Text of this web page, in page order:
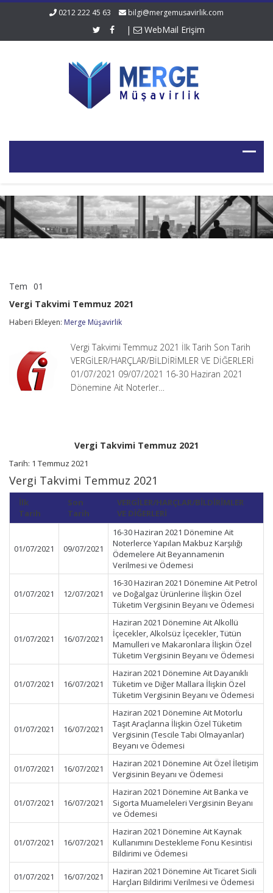
0212 222 45 63 bilgi@mergemusavirlik.com
| WebMail Erişim
Tem 01
Temmuz
2021
için
Vergi Takvimi Temmuz 2021
Haberi Ekleyen: Merge Müşavirlik
Vergi Takvimi Temmuz 2021 İlk Tarih Son Tarih
VERGİLER/HARÇLAR/BİLDİRİMLER VE DİĞERLERİ
01/07/2021 09/07/2021 16-30 Haziran 2021
Dönemine Ait Noterler…
Vergi Takvimi Temmuz 2021
Tarih: 1 Temmuz 2021
Vergi Takvimi Temmuz 2021
İlk
Tarih
Son
Tarih
VERGİLER/HARÇLAR/BİLDİRİMLER
VE DİĞERLERİ
01/07/2021 09/07/2021
16-30 Haziran 2021 Dönemine Ait
Noterlerce Yapılan Makbuz Karşılığı
Ödemelere Ait Beyannamenin
Verilmesi ve Ödemesi
01/07/2021 12/07/2021
16-30 Haziran 2021 Dönemine Ait Petrol
ve Doğalgaz Ürünlerine İlişkin Özel
Tüketim Vergisinin Beyanı ve Ödemesi
01/07/2021 16/07/2021
Haziran 2021 Dönemine Ait Alkollü
İçecekler, Alkolsüz İçecekler, Tütün
Mamulleri ve Makaronlara İlişkin Özel
Tüketim Vergisinin Beyanı ve Ödemesi
01/07/2021 16/07/2021
Haziran 2021 Dönemine Ait Dayanıklı
Tüketim ve Diğer Mallara İlişkin Özel
Tüketim Vergisinin Beyanı ve Ödemesi
01/07/2021 16/07/2021
Haziran 2021 Dönemine Ait Motorlu
Taşıt Araçlarına İlişkin Özel Tüketim
Vergisinin (Tescile Tabi Olmayanlar)
Beyanı ve Ödemesi
01/07/2021 16/07/2021
Haziran 2021 Dönemine Ait Özel İletişim
Vergisinin Beyanı ve Ödemesi
01/07/2021 16/07/2021
Haziran 2021 Dönemine Ait Banka ve
Sigorta Muameleleri Vergisinin Beyanı
ve Ödemesi
01/07/2021 16/07/2021
Haziran 2021 Dönemine Ait Kaynak
Kullanımını Destekleme Fonu Kesintisi
Bildirimi ve Ödemesi
01/07/2021 16/07/2021
Haziran 2021 Dönemine Ait Ticaret Sicili
Harçları Bildirimi Verilmesi ve Ödemesi